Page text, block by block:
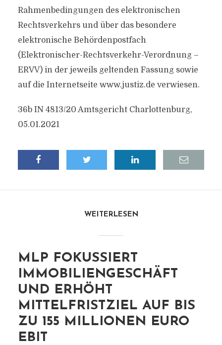
Rahmenbedingungen des elektronischen
Rechtsverkehrs und über das besondere
elektronische Behördenpostfach
(Elektronischer-Rechtsverkehr-Verordnung –
ERVV) in der jeweils geltenden Fassung sowie
auf die Internetseite www.justiz.de verwiesen.
36b IN 4813/20 Amtsgericht Charlottenburg,
05.01.2021
WEITERLESEN
MLP FOKUSSIERT
IMMOBILIENGESCHÄFT
UND ERHÖHT
MITTELFRISTZIEL AUF BIS
ZU 155 MILLIONEN EURO
EBIT